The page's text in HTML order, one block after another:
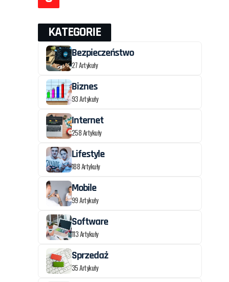
KATEGORIE
Bezpieczeństwo
27 Artykuły
Biznes
93 Artykuły
Internet
258 Artykuły
Lifestyle
188 Artykuły
Mobile
99 Artykuły
Software
113 Artykuły
Sprzedaż
35 Artykuły